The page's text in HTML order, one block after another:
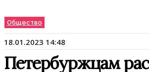
Общество
18.01.2023 14:48
Петербуржцам